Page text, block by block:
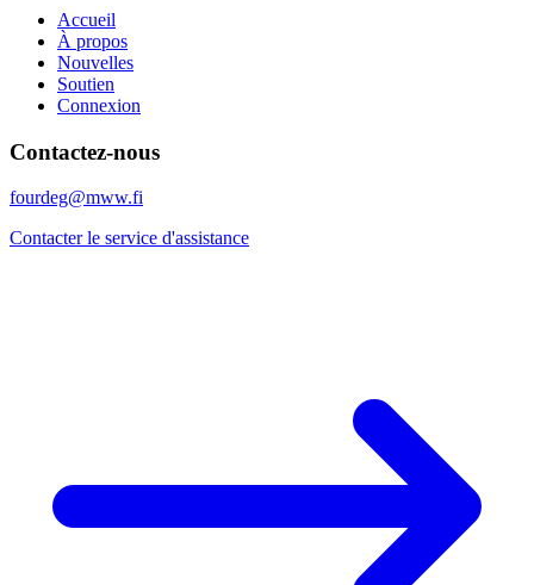
Accueil
À propos
Nouvelles
Soutien
Connexion
Contactez-nous
fourdeg@mww.fi
Contacter le service d'assistance